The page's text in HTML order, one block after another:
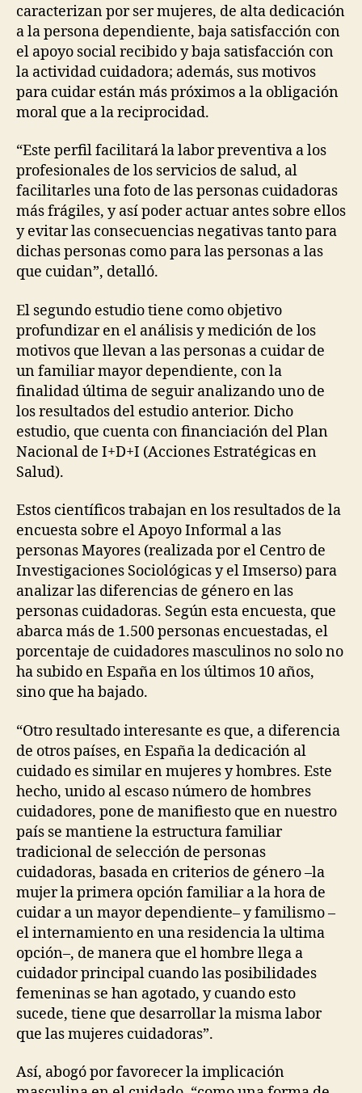
caracterizan por ser mujeres, de alta dedicación
a la persona dependiente, baja satisfacción con
el apoyo social recibido y baja satisfacción con
la actividad cuidadora; además, sus motivos
para cuidar están más próximos a la obligación
moral que a la reciprocidad.
“Este perfil facilitará la labor preventiva a los
profesionales de los servicios de salud, al
facilitarles una foto de las personas cuidadoras
más frágiles, y así poder actuar antes sobre ellos
y evitar las consecuencias negativas tanto para
dichas personas como para las personas a las
que cuidan”, detalló.
El segundo estudio tiene como objetivo
profundizar en el análisis y medición de los
motivos que llevan a las personas a cuidar de
un familiar mayor dependiente, con la
finalidad última de seguir analizando uno de
los resultados del estudio anterior. Dicho
estudio, que cuenta con financiación del Plan
Nacional de I+D+I (Acciones Estratégicas en
Salud).
Estos científicos trabajan en los resultados de la
encuesta sobre el Apoyo Informal a las
personas Mayores (realizada por el Centro de
Investigaciones Sociológicas y el Imserso) para
analizar las diferencias de género en las
personas cuidadoras. Según esta encuesta, que
abarca más de 1.500 personas encuestadas, el
porcentaje de cuidadores masculinos no solo no
ha subido en España en los últimos 10 años,
sino que ha bajado.
“Otro resultado interesante es que, a diferencia
de otros países, en España la dedicación al
cuidado es similar en mujeres y hombres. Este
hecho, unido al escaso número de hombres
cuidadores, pone de manifiesto que en nuestro
país se mantiene la estructura familiar
tradicional de selección de personas
cuidadoras, basada en criterios de género –la
mujer la primera opción familiar a la hora de
cuidar a un mayor dependiente– y familismo –
el internamiento en una residencia la ultima
opción–, de manera que el hombre llega a
cuidador principal cuando las posibilidades
femeninas se han agotado, y cuando esto
sucede, tiene que desarrollar la misma labor
que las mujeres cuidadoras”.
Así, abogó por favorecer la implicación